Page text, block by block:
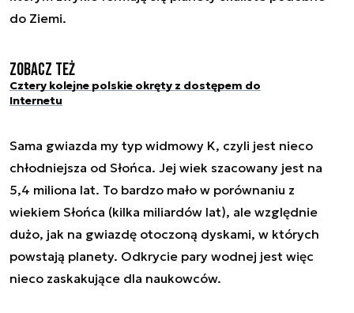
do Ziemi.
Zobacz też
Cztery kolejne polskie okręty z dostępem do
Internetu
Sama gwiazda my typ widmowy K, czyli jest nieco
chłodniejsza od Słońca. Jej wiek szacowany jest na
5,4 miliona lat. To bardzo mało w porównaniu z
wiekiem Słońca (kilka miliardów lat), ale względnie
dużo, jak na gwiazdę otoczoną dyskami, w których
powstają planety. Odkrycie pary wodnej jest więc
nieco zaskakujące dla naukowców.